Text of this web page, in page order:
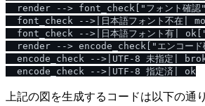
render --> font_check["フォント確認
font_check -->|日本語フォント不在|
font_check -->|日本語フォント有| ok["
render --> encode_check["エンコード
encode_check -->|UTF-8 未指定|
上記の図を生成するコードは以下の通り